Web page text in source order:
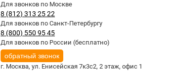
Для звонков по Москве
8 (812) 313 25 22
Для звонков по Санкт-Петербургу
8 (800) 550 95 45
Для звонков по России (бесплатно)
обратный звонок
г. Москва, ул. Енисейская 7к3с2, 2 этаж, офис 1